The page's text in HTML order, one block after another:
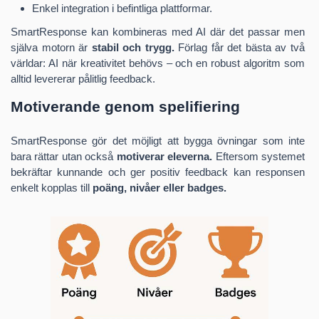
Trots det saknar nästan alla digitala system på marknaden den
Det är här
SmartResponse
kommer in – som den första
rättningsmotorn i sitt slag som inte bara kontrollerar utan också
bekräftar kunnande och bygger lärande.
Här kommerSmartResponsein – en rättningsmotor i
sitt slag som inte bara kontrollerar, utanbekräftar
kunnandeoch gör det möjligt att bygga övningar där
elever producerar egna svar och får
När en elev skriver ett svar:
Bekräftar SmartResponse kunnandet även om stavningen
inte är exakt.
Ger tydlig respons om vad som behöver justeras.
idag som imorgon.
Enkel integration i befintliga plattformar.
SmartResponse kan kombineras med AI där det passar men
själva motorn är stabil och trygg.Förlag får det bästa av två
världar: AI när kreativitet behövs – och en robust algoritm som
alltid levererar pålitlig feedback.
Motiverande genom spelifiering
SmartResponse gör det möjligt att bygga övningar som inte
bara rättar utan också motiverar eleverna. Eftersom systemet
bekräftar kunnande och ger positiv feedback kan responsen
enkelt kopplas till poäng, nivåer eller badges.